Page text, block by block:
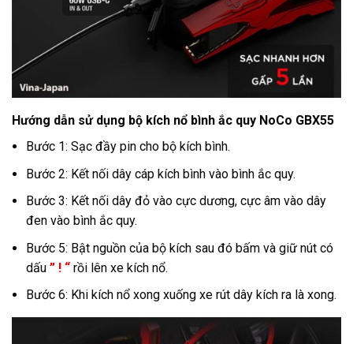
Hướng dẫn sử dụng bộ kích nổ bình ắc quy NoCo GBX55
Bước 1: Sạc đầy pin cho bộ kích bình.
Bước 2: Kết nối dây cáp kích bình vào bình ắc quy.
Bước 3: Kết nối dây đỏ vào cực dương, cực âm vào dây
đen vào bình ắc quy.
Bước 5: Bật nguồn của bộ kích sau đó bấm và giữ nút có
dấu ” ! “ rồi lên xe kích nổ.
Bước 6: Khi kích nổ xong xuống xe rút dây kích ra là xong.